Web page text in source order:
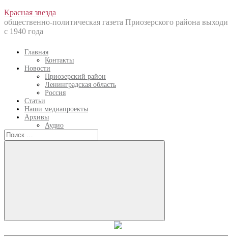
Перейти
к
содержанию
Красная звезда
общественно-политическая газета Приозерского района
с 1940 года
Главная
Контакты
Новости
Приозерский район
Ленинградская область
Россия
Статьи
Наши медиапроекты
Архивы
Аудио
Искать:
Искать